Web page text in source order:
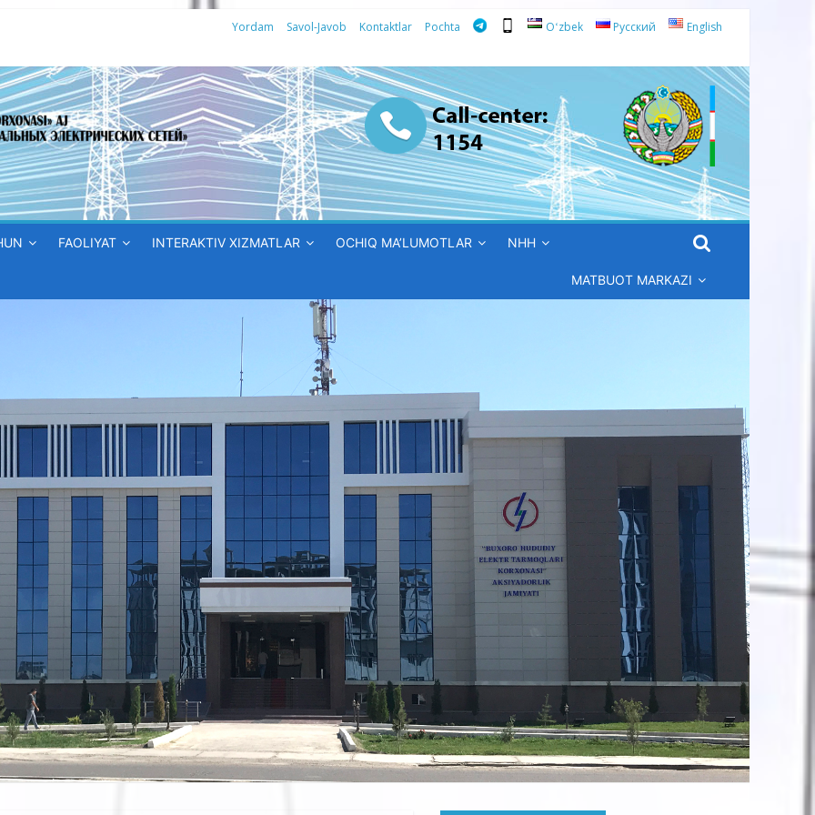
Yordam Savol-Javob Kontaktlar Pochta Oʻzbek Русский English
FAOLIYAT INTERAKTIV XIZMATLAR OCHIQ MA’LUMOTLAR NHH
MATBUOT MARKAZI